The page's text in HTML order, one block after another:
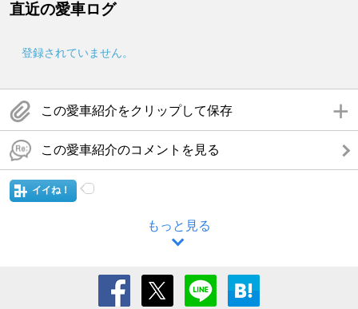
直近の愛車ログ
登録されていません。
この愛車紹介をクリップして保存
この愛車紹介のコメントを見る
イイね！
もっと見る